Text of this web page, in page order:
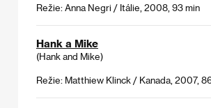
Režie: Anna Negri / Itálie, 2008, 93 min
Hank a Mike
(Hank and Mike)
Režie: Matthiew Klinck / Kanada, 2007,